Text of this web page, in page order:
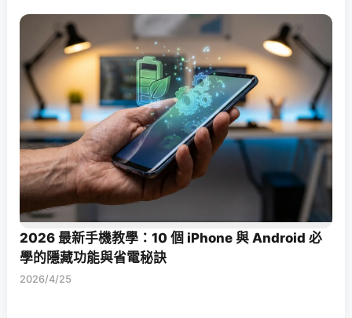
2026 最新手機教學：10 個 iPhone 與 Android 必
學的隱藏功能與省電秘訣
2026/4/25